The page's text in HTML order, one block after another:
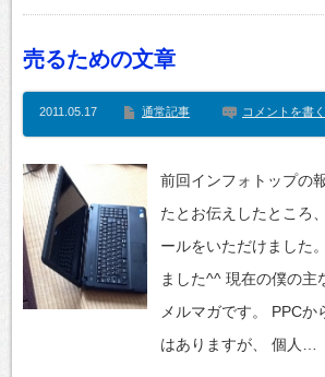
売るための文章
2011.05.17 通常記事 コメントを書く
前回インフォトップの
たとお伝えしたところ
ールをいただけました
ました^^ 現在の僕の主
メルマガです。 PPCか
はありますが、 個人…